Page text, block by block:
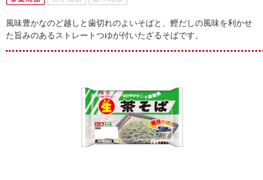
風味豊かなのど越しと歯切れのよいそばと、鰹だしの風味を利かせ
た旨みのあるストレートつゆが付いたざるそばです。